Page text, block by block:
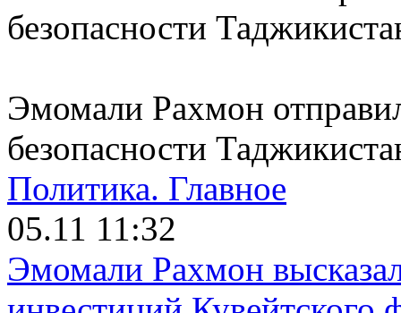
Эмомали Рахмон
безопасности
Политика. Главное
05.11 11:32
Эмомали Рахмон